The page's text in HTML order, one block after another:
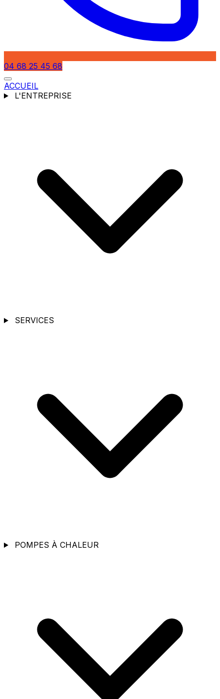
04 68 25 45 68
ACCUEIL
L'ENTREPRISE
SERVICES
POMPES À CHALEUR